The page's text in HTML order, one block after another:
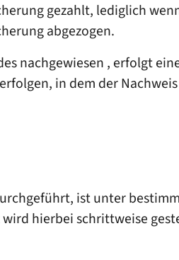
gezahlt, lediglich
abgezogen.
nachgewiesen , erfolgt
in dem der
ist unter
hierbei schrittweise